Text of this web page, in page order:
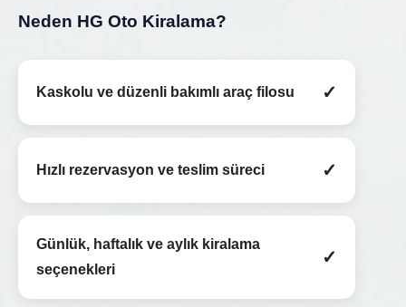
Neden HG Oto Kiralama?
Kaskolu ve düzenli bakımlı araç filosu ✓
Hızlı rezervasyon ve teslim süreci ✓
Günlük, haftalık ve aylık kiralama
seçenekleri
✓